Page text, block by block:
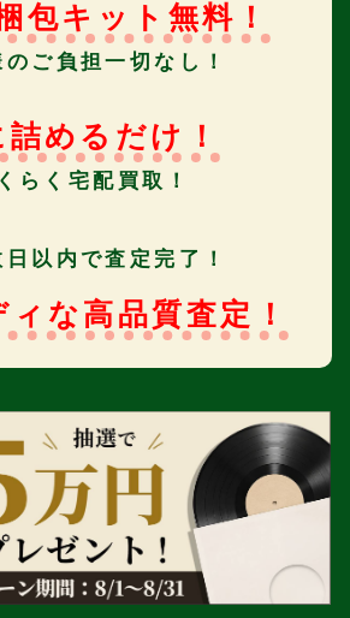
包キット無料！
ご負担一切なし！
めるだけ！
らく宅配買取！
以内で査定完了！
な高品質査定！